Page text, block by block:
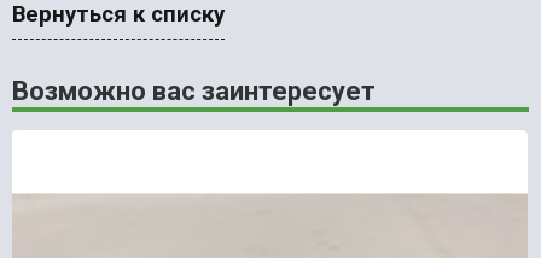
Вернуться к списку
Возможно вас заинтересует